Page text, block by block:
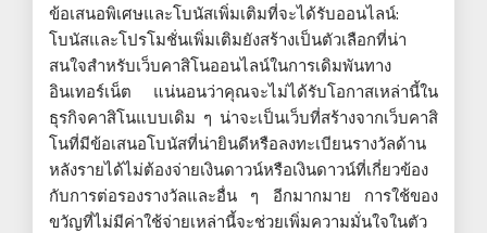
ข้อเสนอพิเศษและโบนัสเพิ่มเติมที่จะได้รับออนไลน์:
โบนัสและโปรโมชั่นเพิ่มเติมยังสร้างเป็นตัวเลือกที่น่า
สนใจสำหรับเว็บคาสิโนออนไลน์ในการเดิมพันทาง
อินเทอร์เน็ต แน่นอนว่าคุณจะไม่ได้รับโอกาสเหล่านี้ใน
ธุรกิจคาสิโนแบบเดิม ๆ น่าจะเป็นเว็บที่สร้างจากเว็บคาสิ
โนที่มีข้อเสนอโบนัสที่น่ายินดีหรือลงทะเบียนรางวัลด้าน
หลังรายได้ไม่ต้องจ่ายเงินดาวน์หรือเงินดาวน์ที่เกี่ยวข้อง
กับการต่อรองรางวัลและอื่น ๆ อีกมากมาย การใช้ของ
ขวัญที่ไม่มีค่าใช้จ่ายเหล่านี้จะช่วยเพิ่มความมั่นใจในตัว